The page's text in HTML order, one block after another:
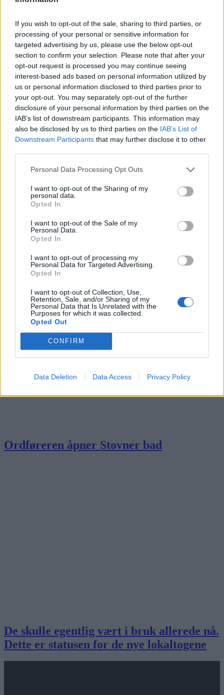
If you wish to opt-out of the sale, sharing to third parties, or
processing of your personal or sensitive information for
targeted advertising by us, please use the below opt-out
section to confirm your selection. Please note that after your
opt-out request is processed you may continue seeing
interest-based ads based on personal information utilized by
us or personal information disclosed to third parties prior to
your opt-out. You may separately opt-out of the further
disclosure of your personal information by third parties on the
IAB’s list of downstream participants. This information may
also be disclosed by us to third parties on the IAB’s List of
Downstream Participants that may further disclose it to other
Personal Data Processing Opt Outs
I want to opt-out of the Sharing of my
personal data.
Opted In
I want to opt-out of the Sale of my
Personal Data.
Opted In
I want to opt-out of processing my
Personal Data for Targeted Advertising.
Opted In
I want to opt-out of Collection, Use,
Retention, Sale, and/or Sharing of my
Personal Data that Is Unrelated with the
Purposes for which it was collected.
Opted Out
CONFIRM
Data Deletion Data Access Privacy Policy
innboksen.
Appen «Groruddalen» laster du ned fra App Store og Google
Play
Logg inn
Har du ikke abonnement?
Prøv avisa i 5 uker for bare 5 kroner
Du får tilgang til alt på Groruddalen.no – også eAvisen vår!
Husk å laste ned appen vår «Groruddalen» for best mulig
leseopplevelse.
På forsiden nå
Mest lest siste syv dager
Ordføreren åpner Stovner bad
De skulle egentlig vært i bruk allerede nå.
Dette er statusen for de nye lokaltogene